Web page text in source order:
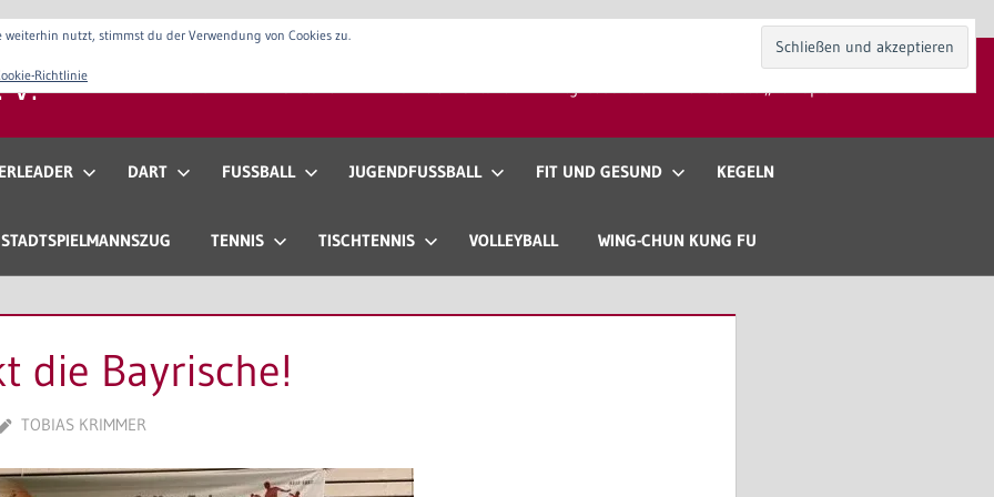
Verein Vorstand Anfahrt & Kontakt Mitgliedschaft Gaststätte „Zur Spieli“
DART FUSSBALL JUGENDFUSSBALL FIT UND GESUND KEGELN
STADTSPIELMANNSZUG TENNIS TISCHTENNIS VOLLEYBALL WING-CHUN KUNG FU
die Bayrische!
TOBIAS KRIMMER
weiterhin nutzt, stimmst du der Verwendung von Cookies zu.
Richtlinie